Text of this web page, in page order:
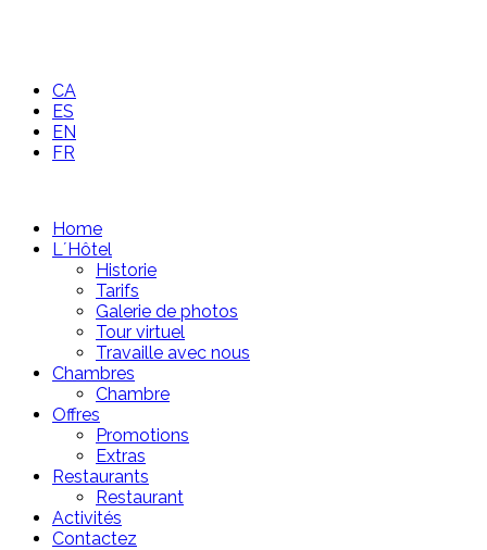
CA
ES
EN
FR
Home
L´Hôtel
Historie
Tarifs
Galerie de photos
Tour virtuel
Travaille avec nous
Chambres
Chambre
Offres
Promotions
Extras
Restaurants
Restaurant
Activités
Contactez